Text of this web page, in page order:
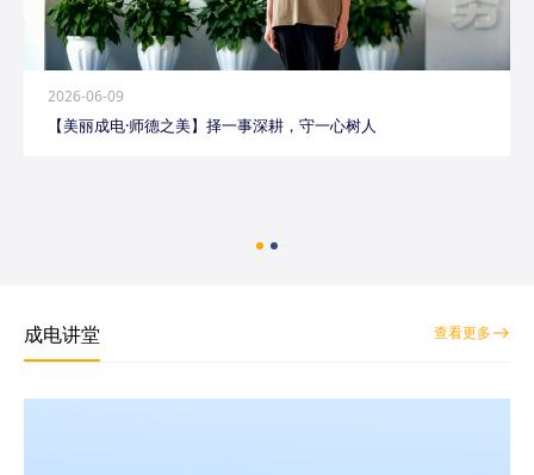
2026-06-09
【美丽成电·师德之美】择一事深耕，守一心树人
成电讲堂 查看更多